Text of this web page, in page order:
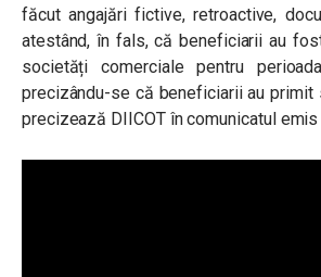
făcut angajări fictive, retroactive,
atestând, în fals, că beneficiarii au
societăți comerciale pentru
precizându-se că beneficiarii au primit
precizează DIICOT în comunicatul